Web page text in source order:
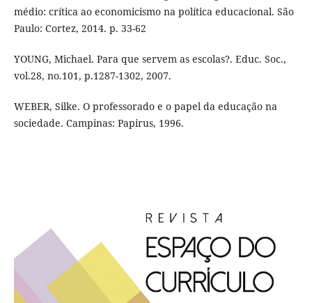
médio: crítica ao economicismo na política educacional. São
Paulo: Cortez, 2014. p. 33-62
YOUNG, Michael. Para que servem as escolas?. Educ. Soc.,
vol.28, no.101, p.1287-1302, 2007.
WEBER, Silke. O professorado e o papel da educação na
sociedade. Campinas: Papirus, 1996.